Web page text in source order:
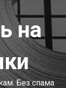
на
Без спама